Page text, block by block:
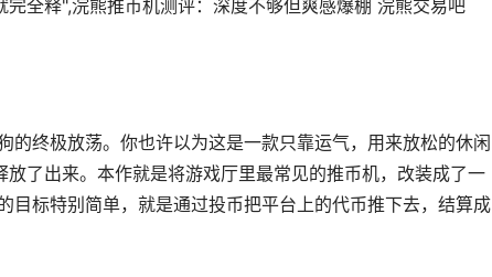
全释",浣熊推币机测评：深度不够但爽感爆棚 浣熊交易吧
的终极放荡。你也许以为这是一款只靠运气，用来放松的休闲
了出来。本作就是将游戏厅里最常见的推币机，改装成了一
目标特别简单，就是通过投币把平台上的代币推下去，结算成